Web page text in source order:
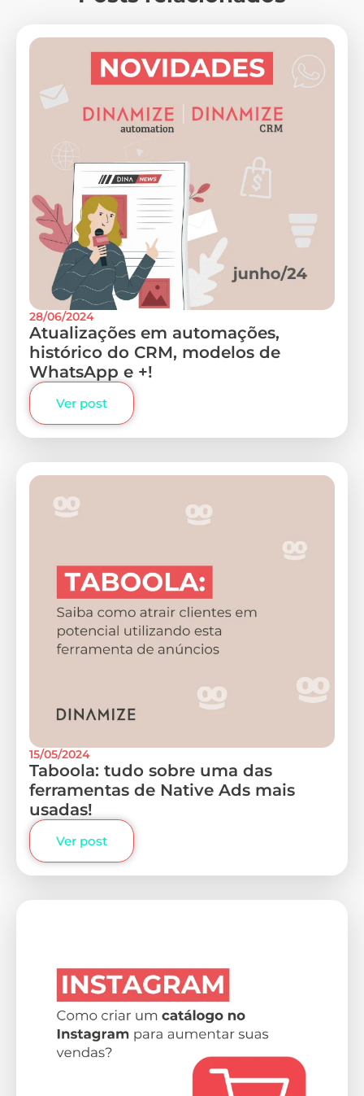
28/06/2024
Atualizações em automações,
histórico do CRM, modelos de
WhatsApp e +!
Ver post
15/05/2024
Taboola: tudo sobre uma das
ferramentas de Native Ads mais
usadas!
Ver post